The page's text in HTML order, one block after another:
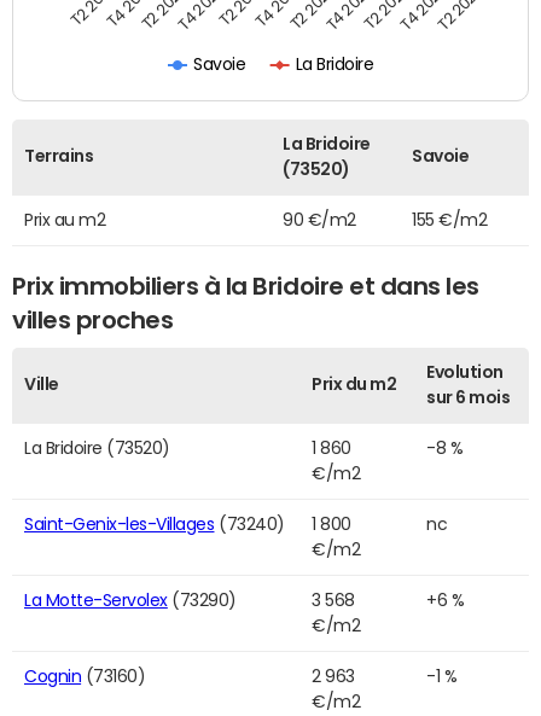
Savoie La Bridoire
Terrains
La Bridoire
(73520)
Savoie
Prix au m2 90 €/m2 155 €/m2
Prix immobiliers à la Bridoire et dans les
villes proches
Ville Prix du m2
Evolution
sur 6 mois
La Bridoire (73520)
1 860
€/m2
-8 %
Saint-Genix-les-Villages (73240)
1 800
€/m2
nc
La Motte-Servolex(73290)
3 568
€/m2
+6 %
Cognin (73160)
2 963
€/m2
-1 %